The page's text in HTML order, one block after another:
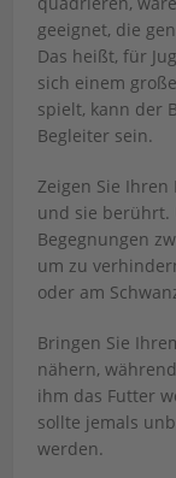
geeignet, die
Das heißt, für
sich einem
spielt, kann der
Begleiter sein.
Zeigen Sie
und sie berührt.
Begegnungen
um zu
oder am
Bringen Sie
nähern,
ihm das Futter
sollte jemals
werden.